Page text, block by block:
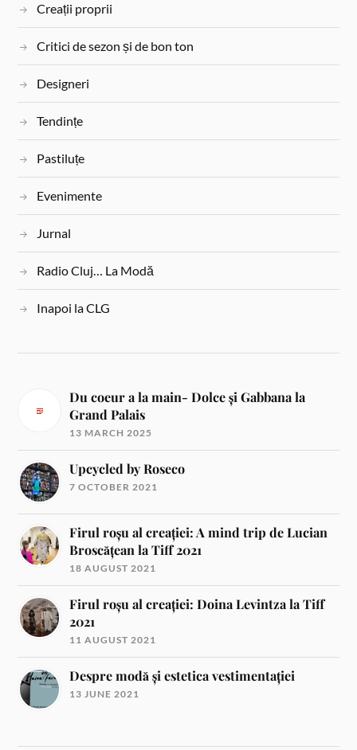
Creații proprii
Critici de sezon și de bon ton
Designeri
Tendințe
Pastiluțe
Evenimente
Jurnal
Radio Cluj… La Modă
Inapoi la CLG
Du coeur a la main- Dolce și Gabbana la
Grand Palais
13 MARCH 2025
Upcycled by Roseco
7 OCTOBER 2021
Firul roșu al creației: A mind trip de Lucian
Broscățean la Tiff 2021
18 AUGUST 2021
Firul roșu al creației: Doina Levintza la Tiff
2021
11 AUGUST 2021
Despre modă și estetica vestimentației
13 JUNE 2021